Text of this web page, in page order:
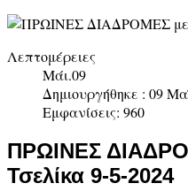
Λεπτομέρειες
Μάι.09
Δημιουργήθηκε : 09
Εμφανίσεις: 960
ΠΡΩΙΝΕΣ
Τσελίκα 9-5-2024